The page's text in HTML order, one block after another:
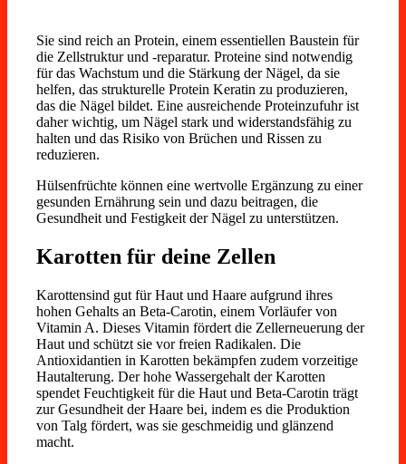
Sie sind reich an Protein, einem essentiellen Baustein für
die Zellstruktur und -reparatur. Proteine sind notwendig
für das Wachstum und die Stärkung der Nägel, da sie
helfen, das strukturelle Protein Keratin zu produzieren,
das die Nägel bildet. Eine ausreichende Proteinzufuhr ist
daher wichtig, um Nägel stark und widerstandsfähig zu
halten und das Risiko von Brüchen und Rissen zu
reduzieren.
Hülsenfrüchte können eine wertvolle Ergänzung zu einer
gesunden Ernährung sein und dazu beitragen, die
Gesundheit und Festigkeit der Nägel zu unterstützen.
Karotten für deine Zellen
Karottensind gut für Haut und Haare aufgrund ihres
hohen Gehalts an Beta-Carotin, einem Vorläufer von
Vitamin A. Dieses Vitamin fördert die Zellerneuerung der
Haut und schützt sie vor freien Radikalen. Die
Antioxidantien in Karotten bekämpfen zudem vorzeitige
Hautalterung. Der hohe Wassergehalt der Karotten
spendet Feuchtigkeit für die Haut und Beta-Carotin trägt
zur Gesundheit der Haare bei, indem es die Produktion
von Talg fördert, was sie geschmeidig und glänzend
macht.